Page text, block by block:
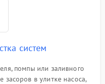
систем
помпы или заливного
засоров в улитке насоса,